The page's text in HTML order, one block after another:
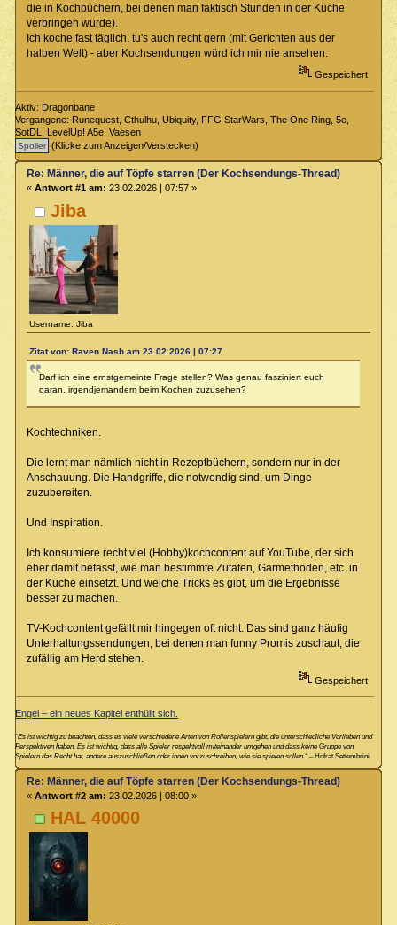
die in Kochbüchern, bei denen man faktisch Stunden in der Küche
verbringen würde).
Ich koche fast täglich, tu's auch recht gern (mit Gerichten aus der
halben Welt) - aber Kochsendungen würd ich mir nie ansehen.
Gespeichert
Aktiv: Dragonbane
Vergangene: Runequest, Cthulhu, Ubiquity, FFG StarWars, The One Ring, 5e,
SotDL, LevelUp! A5e, Vaesen
(Klicke zum Anzeigen/Verstecken)
Jiba
Username: Jiba
Re: Männer, die auf Töpfe starren (Der Kochsendungs-Thread)
« Antwort #1 am: 23.02.2026 | 07:57 »
Zitat von: Raven Nash am 23.02.2026 | 07:27
Darf ich eine ernstgemeinte Frage stellen? Was genau fasziniert euch
daran, irgendjemandem beim Kochen zuzusehen?
Kochtechniken.
Die lernt man nämlich nicht in Rezeptbüchern, sondern nur in der
Anschauung. Die Handgriffe, die notwendig sind, um Dinge
zuzubereiten.
Und Inspiration.
Ich konsumiere recht viel (Hobby)kochcontent auf YouTube, der sich
eher damit befasst, wie man bestimmte Zutaten, Garmethoden, etc. in
der Küche einsetzt. Und welche Tricks es gibt, um die Ergebnisse
besser zu machen.
TV-Kochcontent gefällt mir hingegen oft nicht. Das sind ganz häufig
Unterhaltungssendungen, bei denen man funny Promis zuschaut, die
zufällig am Herd stehen.
Gespeichert
Engel – ein neues Kapitel enthüllt sich.
“Es ist wichtig zu beachten, dass es viele verschiedene Arten von Rollenspielern gibt, die unterschiedliche Vorlieben und
Perspektiven haben. Es ist wichtig, dass alle Spieler respektvoll miteinander umgehen und dass keine Gruppe von
Spielern das Recht hat, andere auszuschließen oder ihnen vorzuschreiben, wie sie spielen sollen.“ – Hofrat Settembrini
HAL 40000
Re: Männer, die auf Töpfe starren (Der Kochsendungs-Thread)
« Antwort #2 am: 23.02.2026 | 08:00 »